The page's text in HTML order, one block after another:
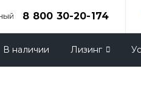
8 800 30-20-174
В наличии Лизинг